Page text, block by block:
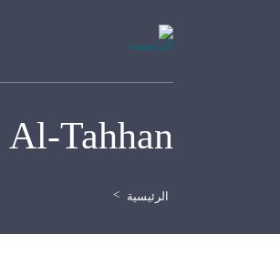
Al-Tahhan
الرئيسية >